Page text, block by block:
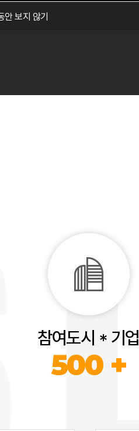
안 보지 않기
참여도시 * 기업
500 +